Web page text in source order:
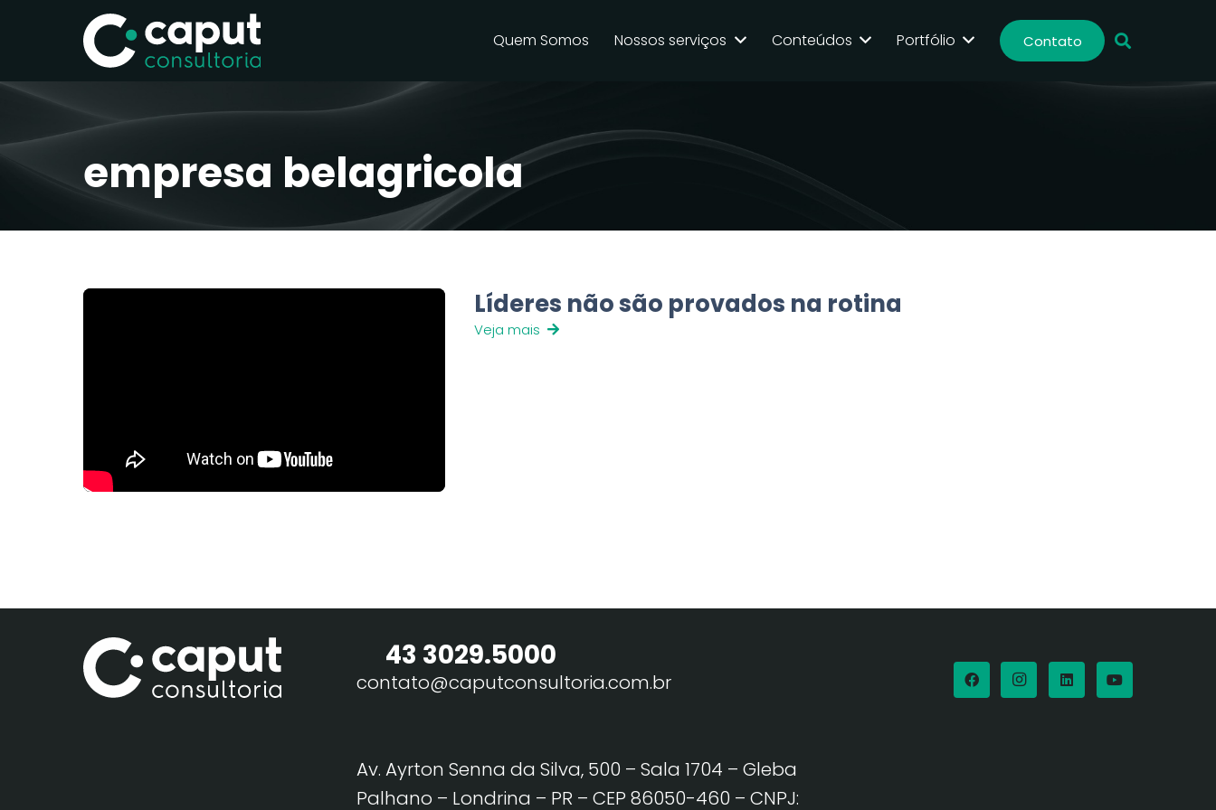
Quem Somos Nossos serviços Conteúdos Portfólio Contato
empresa belagricola
Líderes não são provados na rotina
Veja mais
43 3029.5000
contato@caputconsultoria.com.br
Av. Ayrton Senna da Silva, 500 – Sala 1704 – Gleba
Palhano – Londrina – PR – CEP 86050-460 – CNPJ: